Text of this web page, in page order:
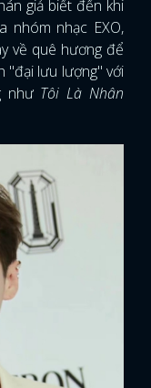
giả biết đến khi
nhóm nhạc EXO,
về quê hương để
"đại lưu lượng" với
như Tôi Là Nhân